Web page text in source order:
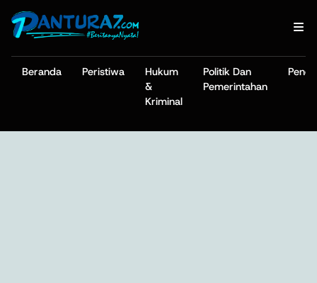
Beranda Peristiwa
Hukum
&
Kriminal
Politik Dan
Pemerintahan